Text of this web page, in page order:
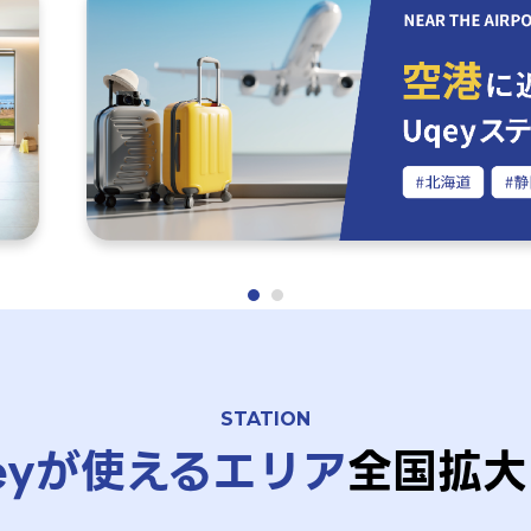
が使えるエリア全国拡
STATION